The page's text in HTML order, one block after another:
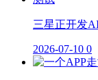
三星正开发
2026-07-10 0